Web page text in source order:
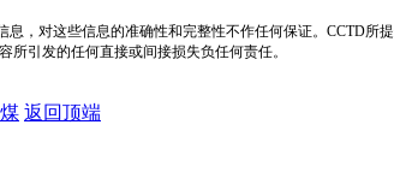
息，对这些信息的准确性和完整性不作任何保证。CCTD
所引发的任何直接或间接损失负任何责任。
返回顶端